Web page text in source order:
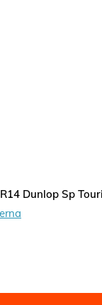
Dunlop Sp